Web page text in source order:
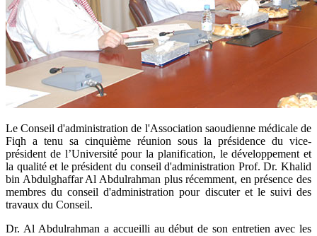
​Le Conseil d'administration de l'Association saoudienne médicale de
Fiqh a tenu sa cinquième réunion sous la présidence du vice-
président de l’Université pour la planification, le développement et
la qualité et le président du conseil d'administration Prof. Dr. Khalid
bin Abdulghaffar Al Abdulrahman plus récemment, en présence des
membres du conseil d'administration pour discuter et le suivi des
travaux du Conseil.
Dr. Al Abdulrahman a accueilli au début de son entretien avec les